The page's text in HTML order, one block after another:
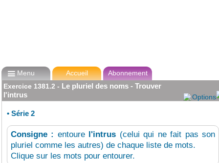
Menu Accueil
Abonnement
Exercice 1381.2 - Le pluriel des noms - Trouver
l'intrus
Options
• Série 2
Consigne : entoure l'intrus (celui qui ne fait pas son
pluriel comme les autres) de chaque liste de mots.
Clique sur les mots pour entourer.